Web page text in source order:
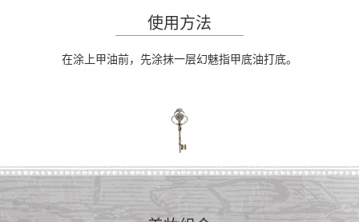
使用方法
在涂上甲油前，先涂抹一层幻魅指甲底油打底。